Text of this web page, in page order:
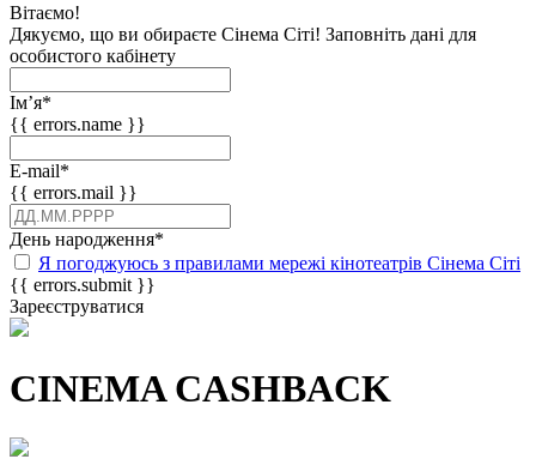
Вітаємо!
Дякуємо, що ви обираєте Сінема Сіті! Заповніть дані для
особистого кабінету
Імʼя*
{{ errors.name }}
E-mail*
{{ errors.mail }}
День народження*
Я погоджуюсь з правилами мережі кінотеатрів Сінема Сіті
{{ errors.submit }}
Зареєструватися
CINEMA CASHBACK